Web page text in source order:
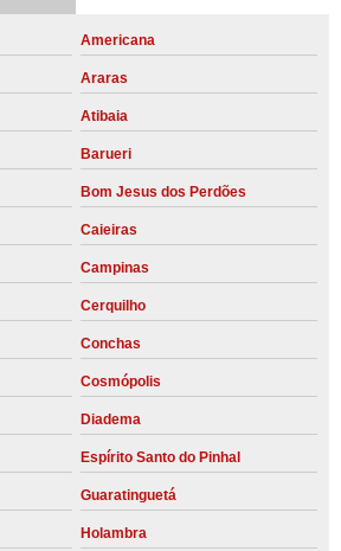
Americana
Araras
Atibaia
Barueri
Bom Jesus dos Perdões
Caieiras
Campinas
Cerquilho
Conchas
Cosmópolis
Diadema
Espírito Santo do Pinhal
Guaratinguetá
Holambra